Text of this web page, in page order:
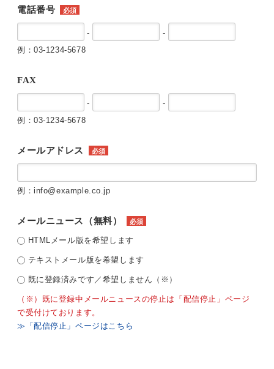
電話番号 必須
-
-
例：03-1234-5678
FAX
-
-
例：03-1234-5678
メールアドレス 必須
例：info@example.co.jp
メールニュース（無料） 必須
HTMLメール版を希望します
テキストメール版を希望します
既に登録済みです／希望しません（※）
（※）既に登録中メールニュースの停止は「配信停止」ページ
で受付けております。
≫「配信停止」ページはこちら